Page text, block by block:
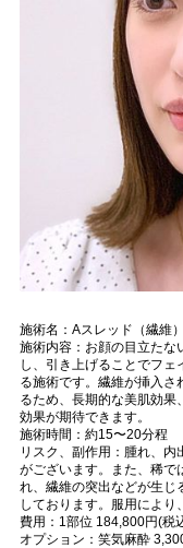
施術名：Aスレッド（繊維）
施術内容：お顔の目立たな
し、引き上げることでフ
る施術です。繊維が挿入
るため、長期的な美肌効
効果が期待できます。
施術時間：約15〜20分程
リスク、副作用：腫れ、内
がございます。また、稀で
れ、繊維の突出などが生じ
しております。服用により
費用：1部位 184,800円(税
オプション：笑気麻酔